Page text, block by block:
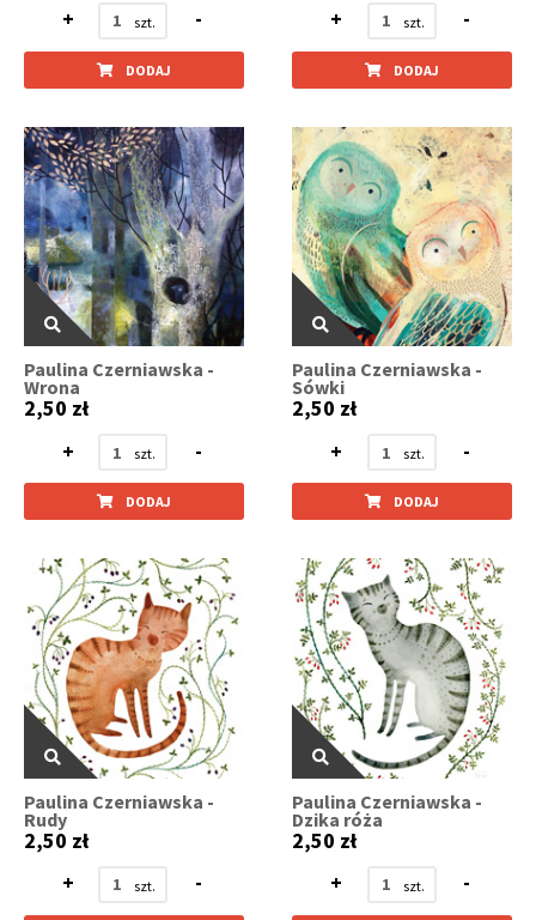
+
-
DODAJ
+
-
DODAJ
Paulina Czerniawska -
Wrona
2,50 zł
+
-
DODAJ
Paulina Czerniawska -
Sówki
2,50 zł
+
-
DODAJ
Paulina Czerniawska -
Rudy
2,50 zł
+
-
Paulina Czerniawska -
Dzika róża
2,50 zł
+
-